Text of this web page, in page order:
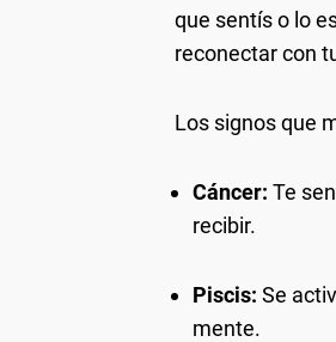
que sentís o lo
reconectar con
Los signos que
Cáncer: Te
recibir.
Piscis: Se
mente.